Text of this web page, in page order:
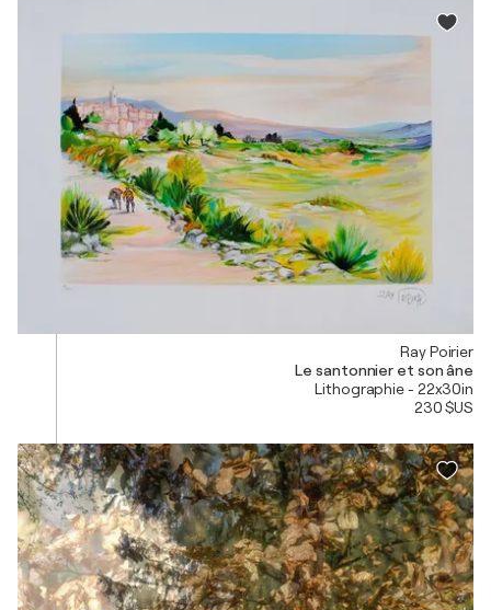
Ray Poirier
Le santonnier et son âne
Lithographie - 22x30in
230 $US